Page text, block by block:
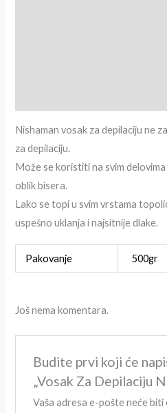
Nishaman vosak za depilaciju ne
za depilaciju.
Može se koristiti na svim
oblik bisera.
Lako se topi u svim vrstama
uspešno uklanja i najsitnije dlake.
Pakovanje 500gr
Još nema komentara.
Budite prvi koji će
„Vosak Za Depilaciju
Vaša adresa e-pošte neće biti